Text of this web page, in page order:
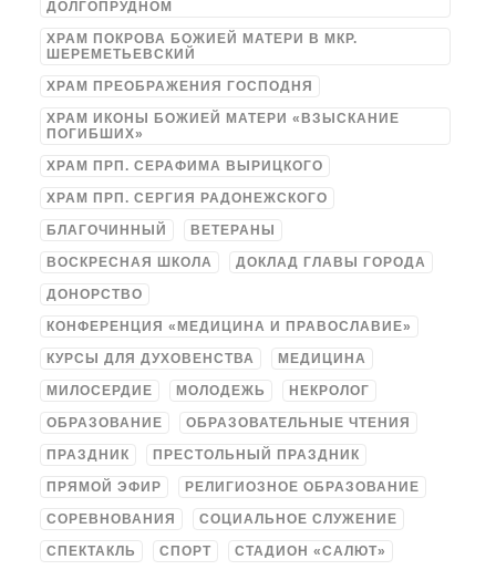
ДОЛГОПРУДНОМ
ХРАМ ПОКРОВА БОЖИЕЙ МАТЕРИ В МКР.
ШЕРЕМЕТЬЕВСКИЙ
ХРАМ ПРЕОБРАЖЕНИЯ ГОСПОДНЯ
ХРАМ ИКОНЫ БОЖИЕЙ МАТЕРИ «ВЗЫСКАНИЕ
ПОГИБШИХ»
ХРАМ ПРП. СЕРАФИМА ВЫРИЦКОГО
ХРАМ ПРП. СЕРГИЯ РАДОНЕЖСКОГО
БЛАГОЧИННЫЙ ВЕТЕРАНЫ
ВОСКРЕСНАЯ ШКОЛА ДОКЛАД ГЛАВЫ ГОРОДА
ДОНОРСТВО
КОНФЕРЕНЦИЯ «МЕДИЦИНА И ПРАВОСЛАВИЕ»
КУРСЫ ДЛЯ ДУХОВЕНСТВА МЕДИЦИНА
МИЛОСЕРДИЕ МОЛОДЕЖЬ НЕКРОЛОГ
ОБРАЗОВАНИЕ ОБРАЗОВАТЕЛЬНЫЕ ЧТЕНИЯ
ПРАЗДНИК ПРЕСТОЛЬНЫЙ ПРАЗДНИК
ПРЯМОЙ ЭФИР РЕЛИГИОЗНОЕ ОБРАЗОВАНИЕ
СОРЕВНОВАНИЯ СОЦИАЛЬНОЕ СЛУЖЕНИЕ
СПЕКТАКЛЬ СПОРТ СТАДИОН «САЛЮТ»